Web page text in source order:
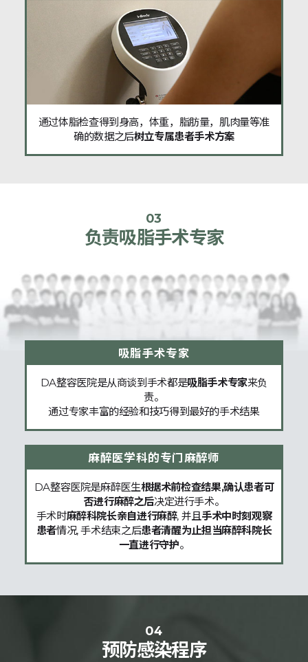
通过体脂检查得到身高，体重，脂肪量，肌肉量等准
确的数据之后树立专属患者手术方案
03
负责吸脂手术专家
吸脂手术专家
DA整容医院是从商谈到手术都是吸脂手术专家来负
责。
通过专家丰富的经验和技巧得到最好的手术结果
麻醉医学科的专门麻醉师
DA整容医院是麻醉医生根据术前检查结果,确认患者可
否进行麻醉之后决定进行手术。
手术时麻醉科院长亲自进行麻醉, 并且手术中时刻观察
患者情况, 手术结束之后患者清醒为止担当麻醉科院长
一直进行守护。
04
预防感染程序